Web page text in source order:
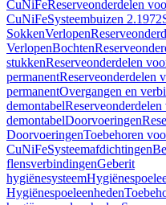
CuNiFeReserveonderdelen
CuNiFeSysteembuizen 2.1972
SokkenVerlopen
VerlopenBochten
stukkenReserveonderdelen
permanentReserveonderdelen
permanentOvergangen en
demontabel
demontabelDoorvoeringen
DoorvoeringenToebehoren
CuNiFeSysteemafdichtingen
flensverbindingenGeberit
hygiënesysteem
Hygiënespoeleenheden